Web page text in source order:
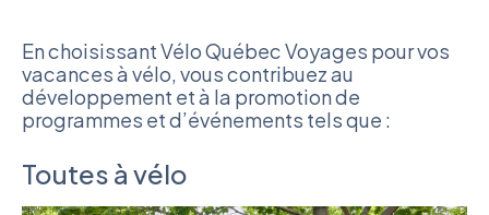
En choisissant Vélo Québec Voyages pour vos
vacances à vélo, vous contribuez au
développement et à la promotion de
programmes et d’événements tels que :
Toutes à vélo